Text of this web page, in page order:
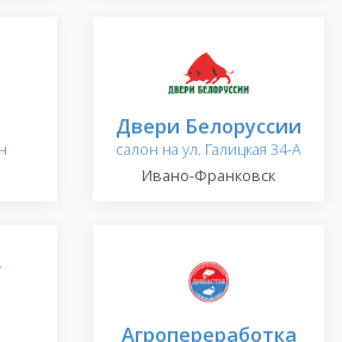
Двери Белоруссии
салон на ул. Галицкая 34-А
Ивано-Франковск
Агропереработка